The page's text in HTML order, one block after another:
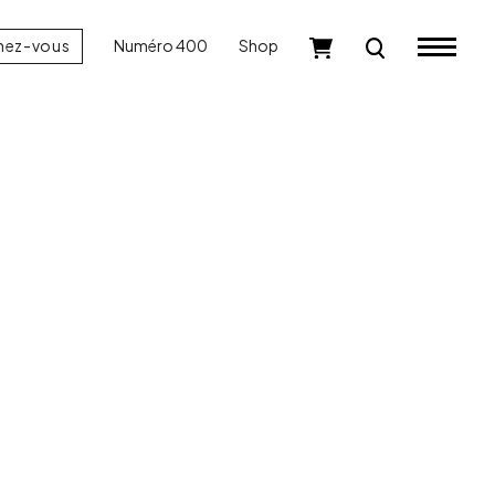
vous Numéro 400 Shop